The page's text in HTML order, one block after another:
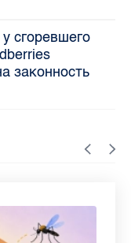
сгоревшего
законность